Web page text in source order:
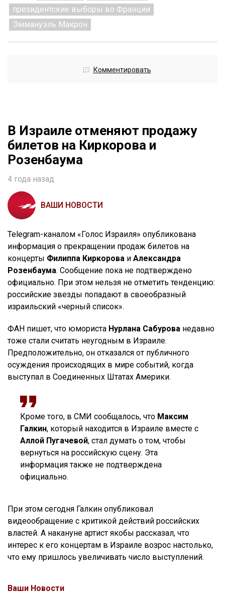
президентские выборы во Франции
Эммануэль Макрон
Комментировать
В Израиле отменяют продажу
билетов на Киркорова и
Розенбаума
4 года назад
ВАШИ НОВОСТИ
Telegram-каналом «Голос Израиля» опубликована
информация о прекращении продаж билетов на
концерты Филиппа Киркорова и Александра
Розенбаума. Сообщение пока не подтверждено
официально. При этом нельзя не отметить тенденцию:
российские звезды попадают в своеобразный
израильский «черный список».
ФАН пишет, что юмориста Нурлана Сабурова недавно
тоже стали считать неугодным в Израиле.
Предположительно, он отказался от публичного
осуждения происходящих в мире событий, когда
выступал в Соединенных Штатах Америки.
Кроме того, в СМИ сообщалось, что Максим
Галкин, который находится в Израиле вместе с
Аллой Пугачевой, стал думать о том, чтобы
вернуться на российскую сцену. Эта
информация также не подтверждена
официально.
При этом сегодня Галкин опубликовал
видеообращение с критикой действий российских
властей. А накануне артист якобы рассказал, что
интерес к его концертам в Израиле возрос настолько,
что ему пришлось увеличивать число выступлений.
Ваши Новости